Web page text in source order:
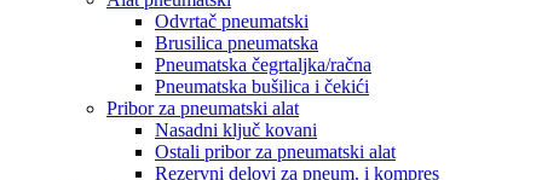
Odvrtač pneumatski
Brusilica pneumatska
Pneumatska čegrtaljka/račna
Pneumatska bušilica i čekići
Pribor za pneumatski alat
Nasadni ključ kovani
Ostali pribor za pneumatski alat
Rezervni delovi za pneum. i kompres